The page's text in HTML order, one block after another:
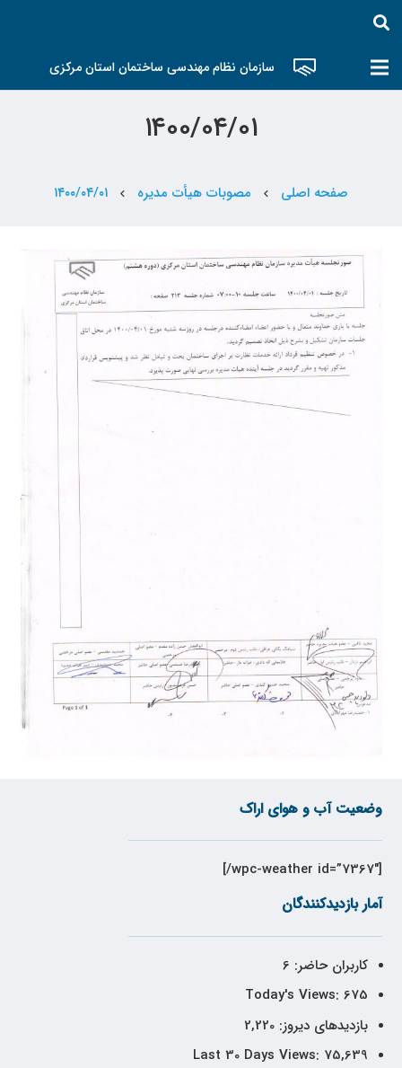
سازمان نظام مهندسی ساختمان استان مرکزی
۱۴۰۰/۰۴/۰۱
صفحه اصلی chevron_left مصوبات هیأت مدیره chevron_left ۱۴۰۰/۰۴/۰۱
وضعیت آب و هوای اراک
[wpc-weather id=”7367″/]
آمار بازدیدکنندگان
کاربران حاضر: 6
Today's Views: 675
بازدیدهای دیروز:2,220
Last 30 Days Views: 75,639